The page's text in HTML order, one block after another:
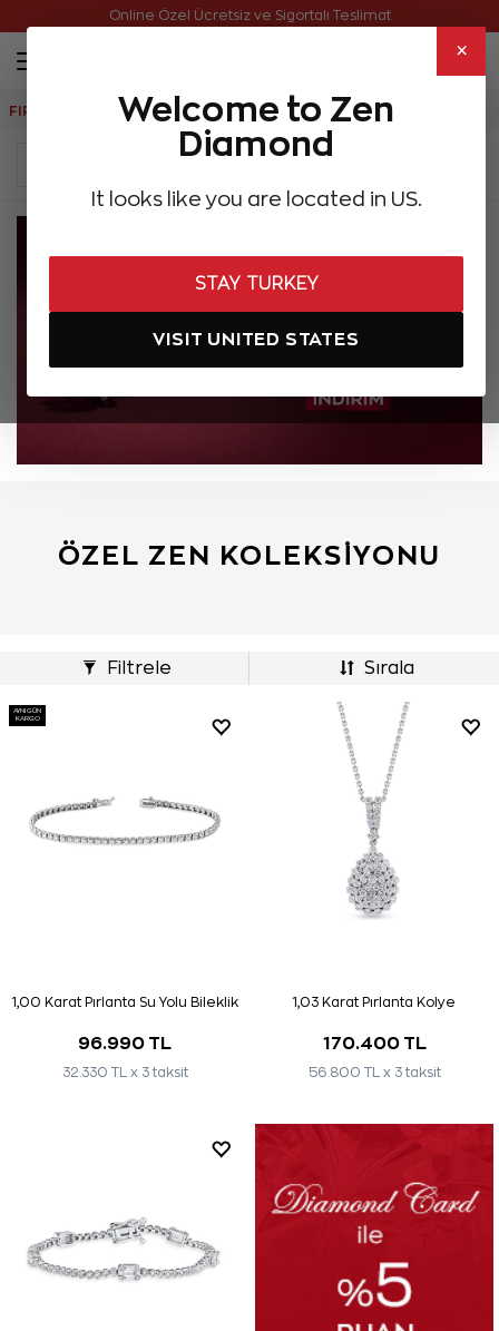
×
Welcome to Zen
Diamond
It looks like you are located in US.
STAY TURKEY
VISIT UNITED STATES
Online Özel Ücretsiz ve Sigortalı Teslimat
FIRSATLAR Aynı Gün Kargo Çok Satanlar Hediye Önerileri
ÖZEL ZEN KOLEKSIYONU
Filtrele Sırala
AYNI GÜN
KARGO
1,00 Karat Pırlanta Su Yolu Bileklik
96.990 TL
32.330 TL x 3 taksit
1,03 Karat Pırlanta Kolye
170.400 TL
56.800 TL x 3 taksit